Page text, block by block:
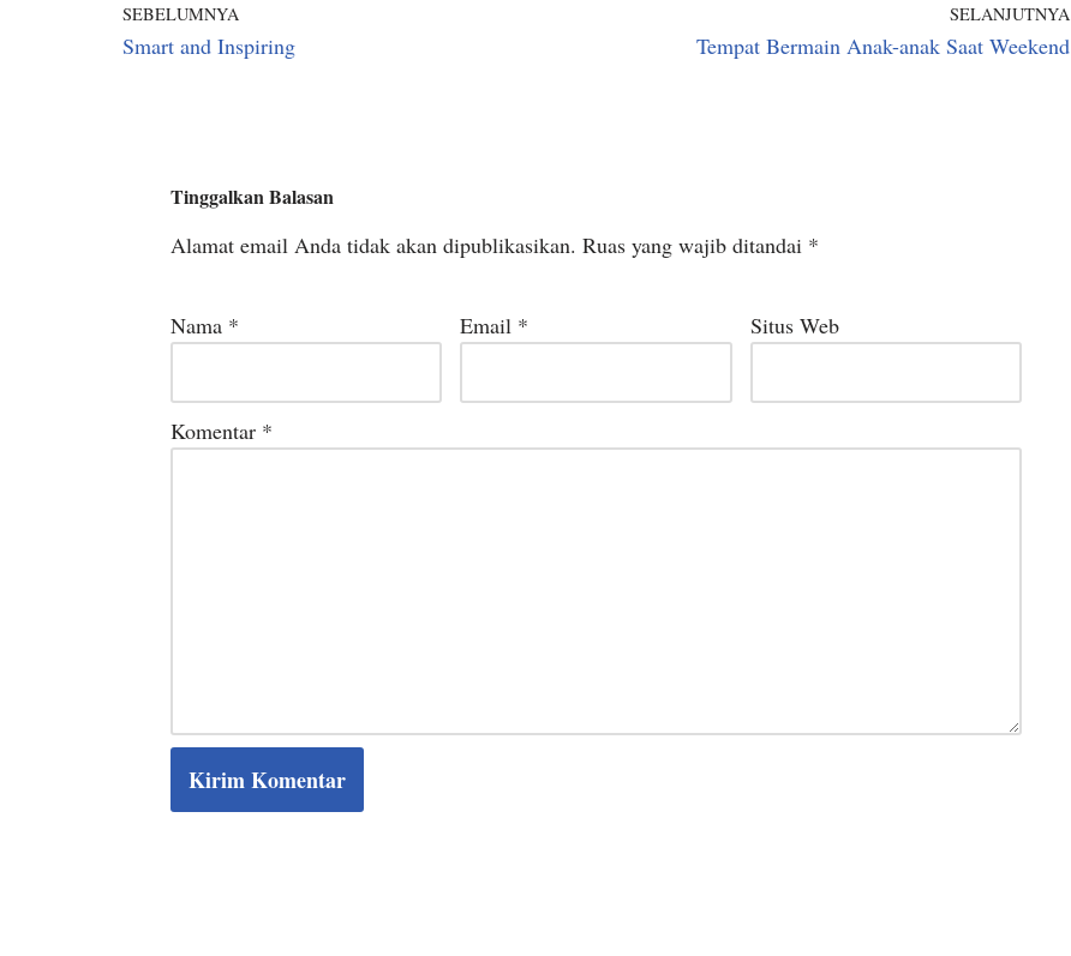
SEBELUMNYA
Smart and Inspiring
SELANJUTNYA
Tempat Bermain Anak-anak Saat Weekend
Tinggalkan Balasan
Alamat email Anda tidak akan dipublikasikan. Ruas yang wajib ditandai *
Nama * Email * Situs Web
Komentar *